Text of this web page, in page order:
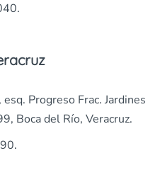
esq. Progreso Frac. Jardines
Boca del Río, Veracruz.